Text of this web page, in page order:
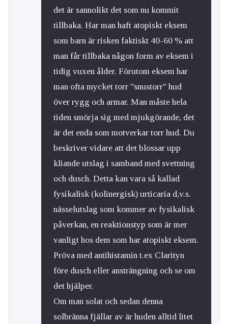
det är sannolikt det som nu kommit
tillbaka. Har man haft atopiskt eksem
som barn är risken faktiskt 40-60 % att
man får tillbaka någon form av eksem i
tidig vuxen ålder. Förutom eksem har
man ofta mycket torr "snustorr" hud
över rygg och armar. Man måste hela
tiden smörja sig med mjukgörande, det
är det enda som motverkar torr hud. Du
beskriver vidare att det blossar upp
kliande utslag i samband med svettning
och dusch. Detta kan vara så kallad
fysikalisk (kolinergisk) urticaria d,v.s.
nässelutslag som kommer av fysikalisk
påverkan, en reaktionstyp som är mer
vanligt hos dem som har atopiskt eksem.
Pröva med antihistamin t.ex Clarityn
före dusch eller ansträngning och se om
det hjälper.
Om man solat och sedan denna
solbränna fjällar av är huden alltid litet